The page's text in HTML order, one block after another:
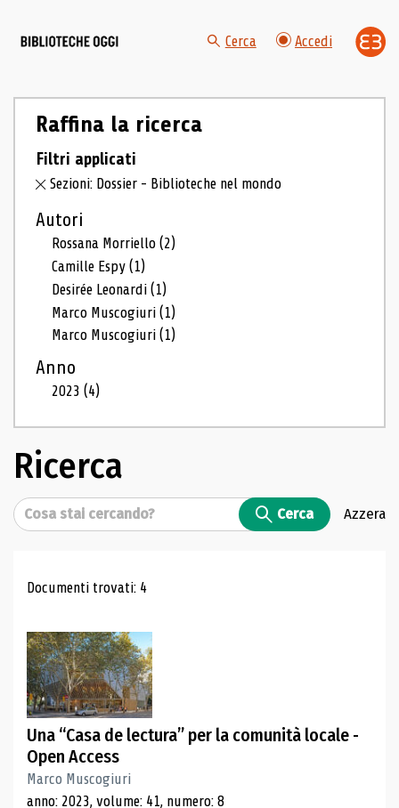
Cerca Accedi
Raffina la ricerca
Filtri applicati
Sezioni: Dossier - Biblioteche nel mondo
Autori
Rossana Morriello(2)
Camille Espy(1)
Desirée Leonardi(1)
Marco Muscogiuri(1)
Marco Muscogiuri(1)
Anno
2023(4)
Ricerca
Cerca Cerca Azzera
Risultati di ricerca
Documenti trovati: 4
Una “Casa de lectura” per la comunità locale -
Open Access
Marco Muscogiuri
anno: 2023, volume: 41, numero: 8